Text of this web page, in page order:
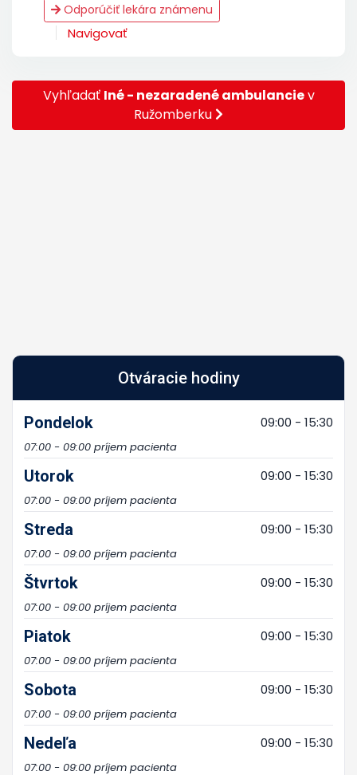
Odporúčiť lekára známenu
Navigovať
Vyhľadať Iné - nezaradené ambulanciev
Ružomberku
Otváracie hodiny
Pondelok 09:00 - 15:30
07:00 - 09:00 príjem pacienta
Utorok 09:00 - 15:30
07:00 - 09:00 príjem pacienta
Streda 09:00 - 15:30
07:00 - 09:00 príjem pacienta
Štvrtok 09:00 - 15:30
07:00 - 09:00 príjem pacienta
Piatok 09:00 - 15:30
07:00 - 09:00 príjem pacienta
Sobota 09:00 - 15:30
07:00 - 09:00 príjem pacienta
Nedeľa 09:00 - 15:30
07:00 - 09:00 príjem pacienta